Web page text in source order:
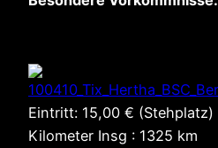
Eintritt: 15,00 € (Stehplatz)
Kilometer Insg : 1325 km